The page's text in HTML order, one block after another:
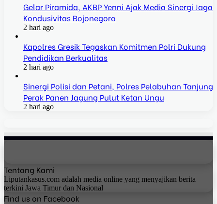
Gelar Piramida, AKBP Yenni Ajak Media Sinergi Jaga
Kondusivitas Bojonegoro
2 hari ago
Kapolres Gresik Tegaskan Komitmen Polri Dukung
Pendidikan Berkualitas
2 hari ago
Sinergi Polisi dan Petani, Polres Pelabuhan Tanjung
Perak Panen Jagung Pulut Ketan Ungu
2 hari ago
Tentang Kami
Liputankasus.com adalah media online yang menyajikan berita
terkini Jawa Timur dan Nasional
Find us on Facebook